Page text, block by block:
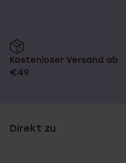
Kostenloser Versand ab
€49
Direkt zu